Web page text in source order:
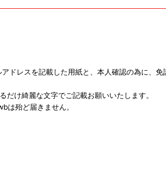
ドレスを記載した用紙と、本人確認の為に、
け綺麗な文字でご記載お願いいたします。
は殆ど届きません。